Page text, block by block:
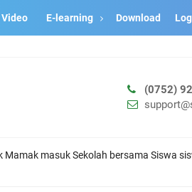
Video E-learning Download
(0752)
masuk Sekolah bersama Siswa